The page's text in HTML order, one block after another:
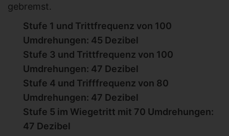
gebremst.
Stufe 1 und Trittfrequenz von 100
Umdrehungen: 45 Dezibel
Stufe 3 und Trittfrequenz von 100
Umdrehungen: 47 Dezibel
Stufe 4 und Trifffrequenz von 80
Umdrehungen: 47 Dezibel
Stufe 5 im Wiegetritt mit 70 Umdrehungen:
47 Dezibel